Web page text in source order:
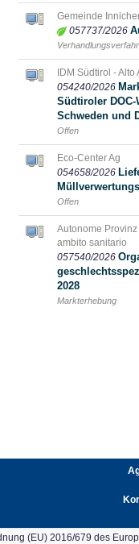
(EU) 2016/679 des
Gemeinde
057737/2026
IDM Südtirol - Alto
054240/2026
Südtiroler
Schweden und
Offen
Eco-Center Ag
054658/2026
Offen
Autonome
ambito sanitario
057540/2026
2028
Markterhebung